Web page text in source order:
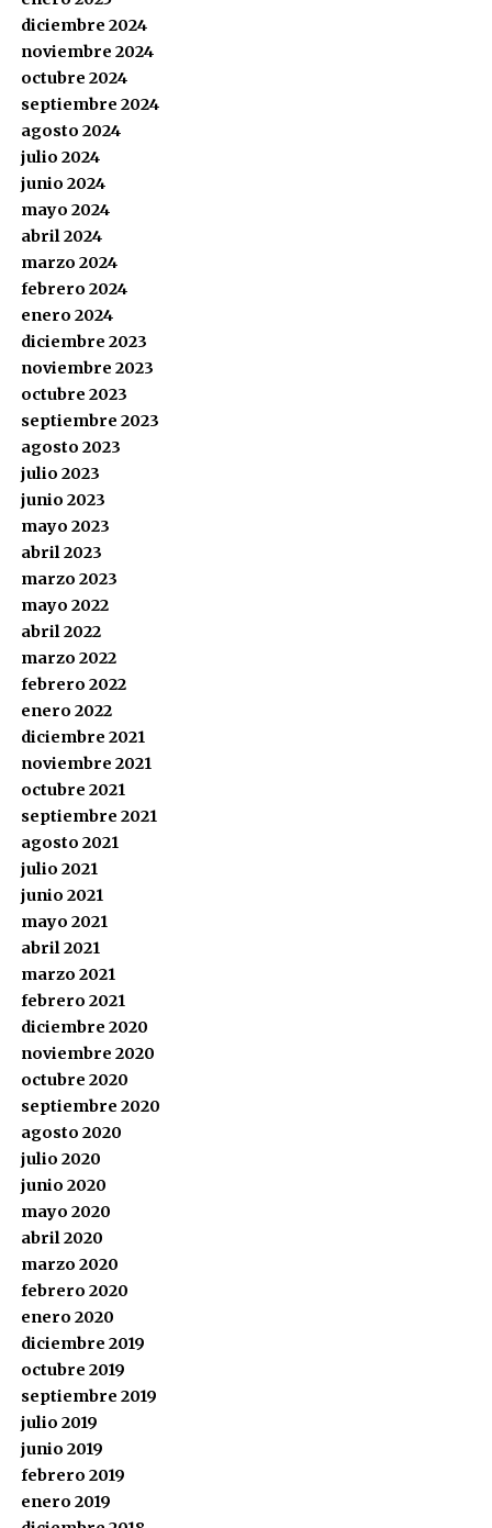
diciembre 2024
noviembre 2024
octubre 2024
septiembre 2024
agosto 2024
julio 2024
junio 2024
mayo 2024
abril 2024
marzo 2024
febrero 2024
enero 2024
diciembre 2023
noviembre 2023
octubre 2023
septiembre 2023
agosto 2023
julio 2023
junio 2023
mayo 2023
abril 2023
marzo 2023
mayo 2022
abril 2022
marzo 2022
febrero 2022
enero 2022
diciembre 2021
noviembre 2021
octubre 2021
septiembre 2021
agosto 2021
julio 2021
junio 2021
mayo 2021
abril 2021
marzo 2021
febrero 2021
diciembre 2020
noviembre 2020
octubre 2020
septiembre 2020
agosto 2020
julio 2020
junio 2020
mayo 2020
abril 2020
marzo 2020
febrero 2020
enero 2020
diciembre 2019
octubre 2019
septiembre 2019
julio 2019
junio 2019
febrero 2019
enero 2019